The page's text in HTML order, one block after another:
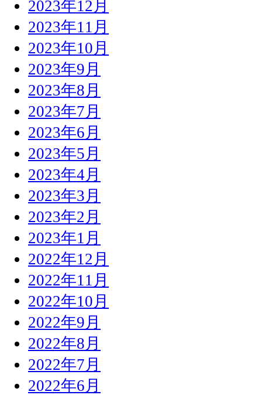
2023年12月
2023年11月
2023年10月
2023年9月
2023年8月
2023年7月
2023年6月
2023年5月
2023年4月
2023年3月
2023年2月
2023年1月
2022年12月
2022年11月
2022年10月
2022年9月
2022年8月
2022年7月
2022年6月